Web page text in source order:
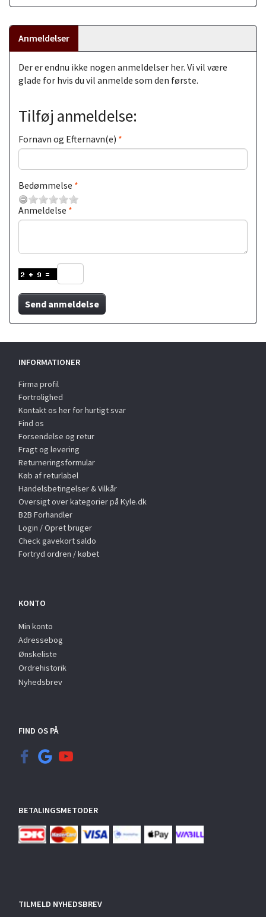
Anmeldelser
Der er endnu ikke nogen anmeldelser her. Vi vil være
glade for hvis du vil anmelde som den første.
Tilføj anmeldelse:
Fornavn og Efternavn(e)
Bedømmelse
Anmeldelse
Send anmeldelse
INFORMATIONER
Firma profil
Fortrolighed
Kontakt os her for hurtigt svar
Find os
Forsendelse og retur
Fragt og levering
Returneringsformular
Køb af returlabel
Handelsbetingelser & Vilkår
Oversigt over kategorier på Kyle.dk
B2B Forhandler
Login / Opret bruger
Check gavekort saldo
Fortryd ordren / købet
KONTO
Min konto
Adressebog
Ønskeliste
Ordrehistorik
Nyhedsbrev
FIND OS PÅ
BETALINGSMETODER
TILMELD NYHEDSBREV